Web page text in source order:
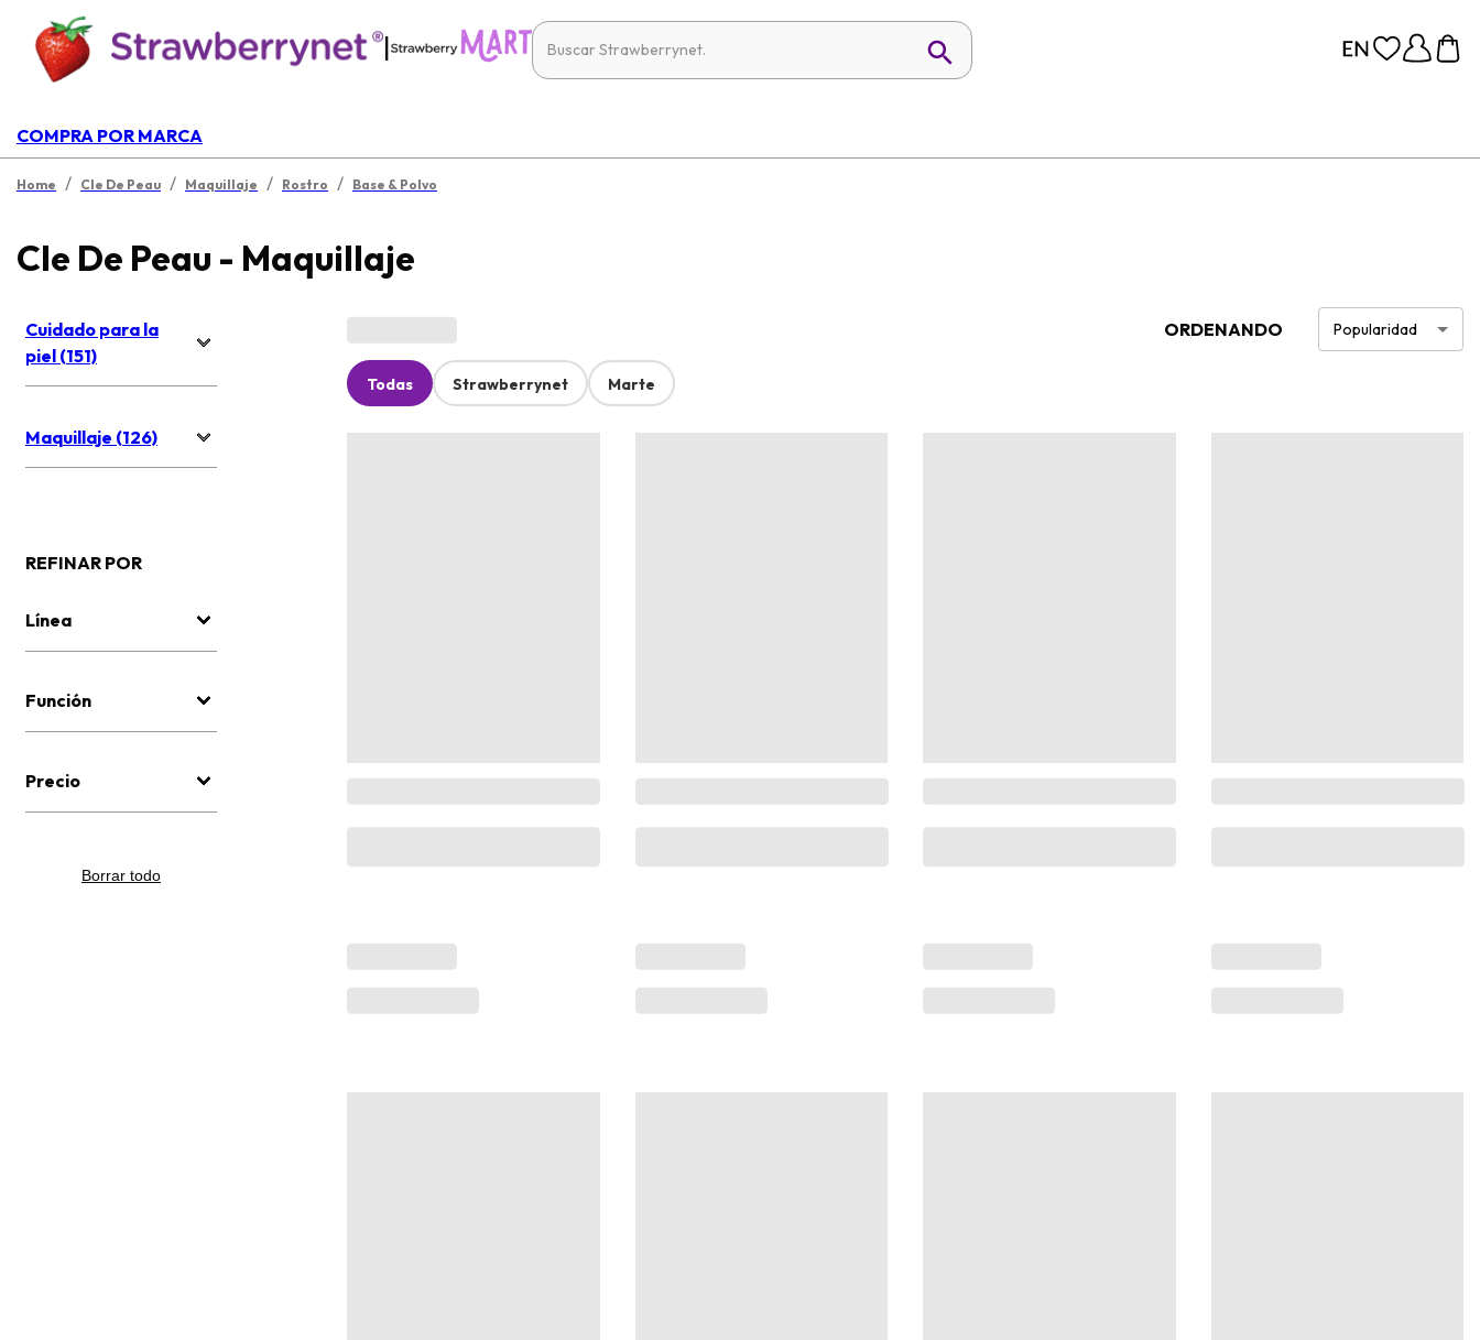
|
COMPRA POR MARCA
Home / Cle De Peau / Maquillaje / Rostro / Base & Polvo
Cle De Peau - Maquillaje
Cuidado para la
piel (151)
Maquillaje (126)
REFINAR POR
Línea
Función
Precio
Borrar todo
ORDENANDO Popularidad
Todas Strawberrynet Marte